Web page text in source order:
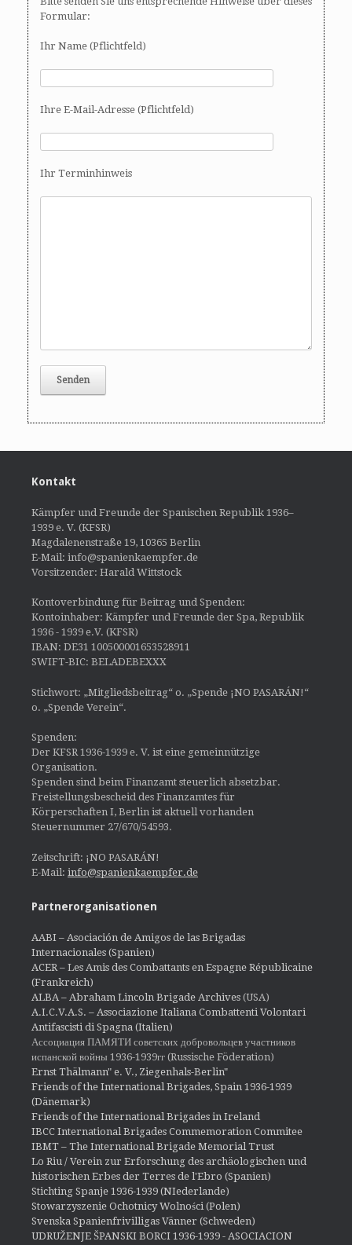
Formular:
Ihr Name (Pflichtfeld)
Ihre E-Mail-Adresse (Pflichtfeld)
Ihr Terminhinweis
Kontakt
Kämpfer und Freunde der Spanischen Republik 1936–
1939 e. V. (KFSR)
Magdalenenstraße 19, 10365 Berlin
E-Mail: info@spanienkaempfer.de
Vorsitzender: Harald Wittstock
Kontoverbindung für Beitrag und Spenden:
Kontoinhaber: Kämpfer und Freunde der Spa, Republik
1936 - 1939 e.V. (KFSR)
IBAN: DE31 100500001653528911
SWIFT-BIC: BELADEBEXXX
Stichwort: „Mitgliedsbeitrag“ o. „Spende ¡NO PASARÁN!“
o. „Spende Verein“.
Spenden:
Der KFSR 1936-1939 e. V. ist eine gemeinnützige
Organisation.
Spenden sind beim Finanzamt steuerlich absetzbar.
Freistellungsbescheid des Finanzamtes für
Körperschaften I, Berlin ist aktuell vorhanden
Steuernummer 27/670/54593.
Zeitschrift: ¡NO PASARÁN!
E-Mail: info@spanienkaempfer.de
Partnerorganisationen
AABI – Asociación de Amigos de las Brigadas
Internacionales (Spanien)
ACER – Les Amis des Combattants en Espagne Républicaine
(Frankreich)
ALBA – Abraham Lincoln Brigade Archives (USA)
A.I.C.V.A.S. – Associazione Italiana Combattenti Volontari
Antifascisti di Spagna (Italien)
Ассоциация ПАМЯТИ советских добровольцев участников
испанской войны 1936-1939гг (Russische Föderation)
Ernst Thälmann" e. V., Ziegenhals-Berlin"
Friends of the International Brigades, Spain 1936-1939
(Dänemark)
Friends of the International Brigades in Ireland
IBCC International Brigades Commemoration Commitee
IBMT – The International Brigade Memorial Trust
Lo Riu / Verein zur Erforschung des archäologischen und
historischen Erbes der Terres de l'Ebro (Spanien)
Stichting Spanje 1936-1939 (NIederlande)
Stowarzyszenie Ochotnicy Wolności (Polen)
Svenska Spanienfrivilligas Vänner (Schweden)
UDRUŽENJE ŠPANSKI BORCI 1936-1939 - ASOCIACION